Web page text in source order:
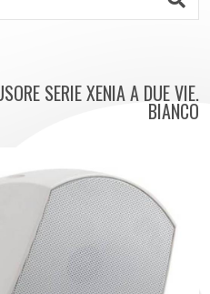
SERIE XENIA A DUE VIE.
BIANCO